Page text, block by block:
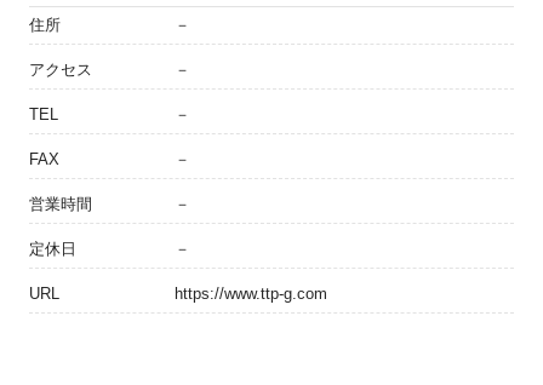
住所 －
アクセス －
TEL －
FAX －
営業時間 －
定休日 －
URL https://www.ttp-g.com